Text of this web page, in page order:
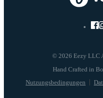
© 2026 Eezy LLC
Nutzungsbedingungen